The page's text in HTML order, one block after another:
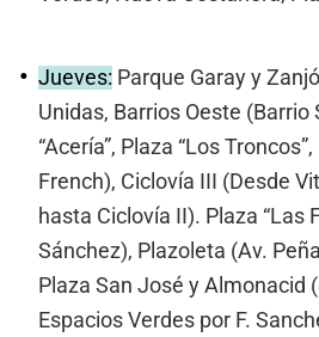
Jueves: Parque Garay y
Unidas, Barrios Oeste (Barrio
“Acería”, Plaza “Los
French), Ciclovía III (Desde
hasta Ciclovía II). Plaza “Las
Sánchez), Plazoleta (Av.
Plaza San José y Almonacid
Espacios Verdes por F.